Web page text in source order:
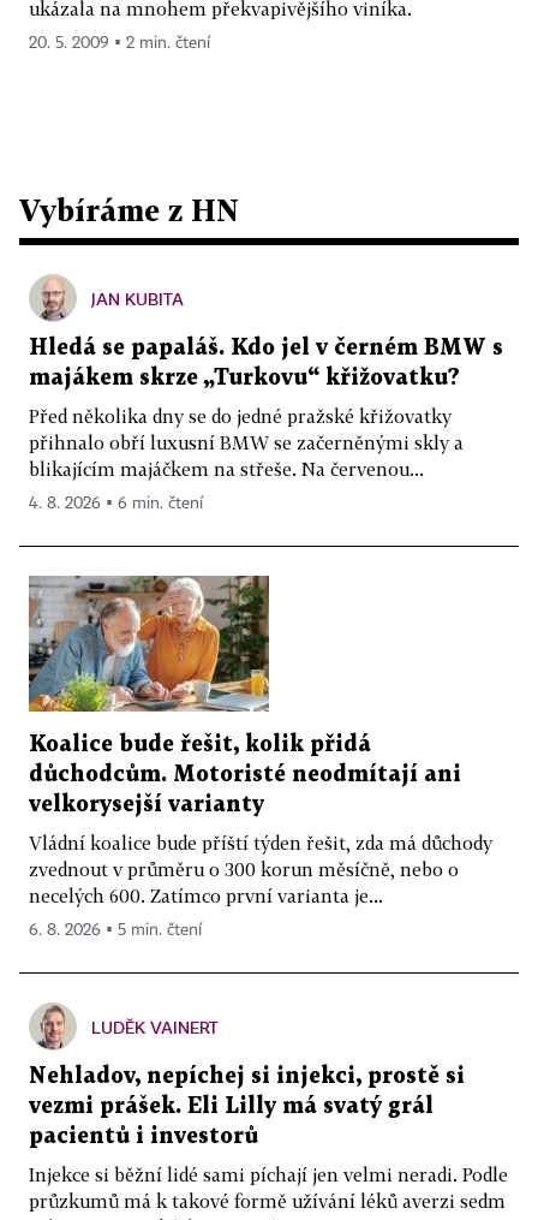
ukázala na mnohem překvapivějšího viníka.
20. 5. 2009 ▪ 2 min. čtení
Vybíráme z HN
JAN KUBITA
Hledá se papaláš. Kdo jel v černém BMW s
majákem skrze „Turkovu“ křižovatku?
Před několika dny se do jedné pražské křižovatky
přihnalo obří luxusní BMW se začerněnými skly a
blikajícím majáčkem na střeše. Na červenou...
4. 8. 2026 ▪ 6 min. čtení
Koalice bude řešit, kolik přidá
důchodcům. Motoristé neodmítají ani
velkorysejší varianty
Vládní koalice bude příští týden řešit, zda má důchody
zvednout v průměru o 300 korun měsíčně, nebo o
necelých 600. Zatímco první varianta je...
6. 8. 2026 ▪ 5 min. čtení
LUDĚK VAINERT
Nehladov, nepíchej si injekci, prostě si
vezmi prášek. Eli Lilly má svatý grál
pacientů i investorů
Injekce si běžní lidé sami píchají jen velmi neradi. Podle
průzkumů má k takové formě užívání léků averzi sedm